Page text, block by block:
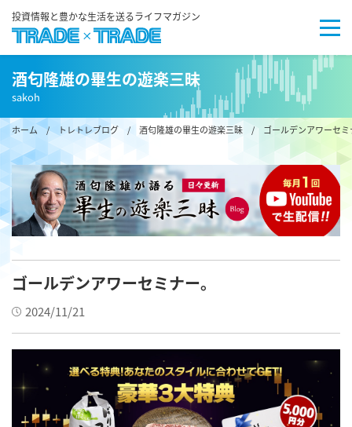
投資情報と豊かな生活を送るライフマガジン
酒匂隆雄の畢生の遊楽三昧
sakoh
ホーム/ トレトレブログ / 酒匂隆雄の畢生の遊楽三昧 / ゴールデンアワーセミ
ゴールデンアワーセミナー。
2024/11/21